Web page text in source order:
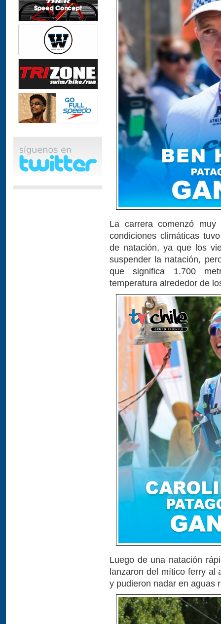
La carrera comenzó
condiciones climáticas
de natación, ya que los
suspender la natación,
que significa 1.700
temperatura alrededor de
Luego de una natación
lanzaron del mítico ferry al
y pudieron nadar en aguas